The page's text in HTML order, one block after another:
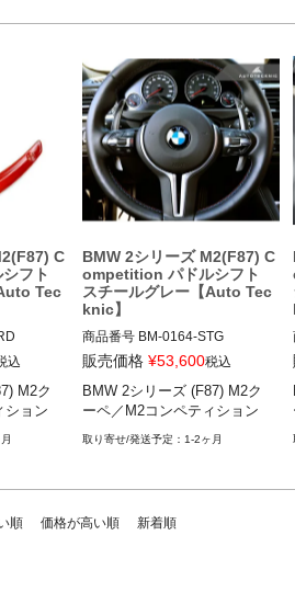
MODEL SELECTION:2 Series (F
BMW 2シリーズ(F22.F23) 13-18
C
フト
Tec
Brig
クーペ
込
M2ク
ション
BMW 2シリーズ M2(F87) C
ompetition パドルシフト
スチールグレー【Auto Tec
knic】
商品番号 BM-0164-STG
BM-0164-STG
12VIVID "BM-0164", Option: Ste
el Gray
BMW 2シリーズ (F87) M2クーペ
販売価格 ¥53,600税込
BMW 2シリーズ (F87) M2ク
ーペ／M2コンペティション
1-2ヶ月
順 価格が高い順 新着順